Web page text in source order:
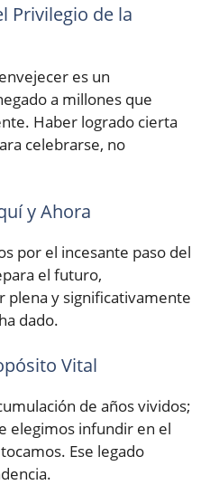
Privilegio de la
es un
a millones que
Haber logrado cierta
celebrarse, no
y Ahora
por el incesante paso del
el futuro,
plena y significativamente
dado.
Vital
de años vividos;
elegimos infundir en el
Ese legado